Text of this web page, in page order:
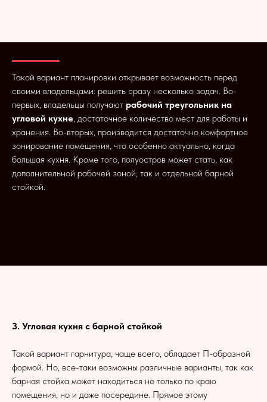
Такой вариант планировки открывает возможность перед
своими владельцами: решить сразу несколько задач. Во-
первых, владельцы получают рабочий треугольник на
угловой кухне, достаточное количество мест для работы и
хранения. Во-вторых, производится достаточно комфортное
зонирование помещения, что особенно актуально, когда
большая кухня. Кроме того, полуостров может стать, как
дополнительной рабочей зоной, так и отдельной барной
стойкой.
3. Угловая кухня с барной стойкой
Такой вариант гарнитура, чаще всего, обладает П-образной
формой. Но, все-таки возможны различные варианты, так как
барная стойка может находиться не только по краю
помещения, но и даже посередине. Прямое этому